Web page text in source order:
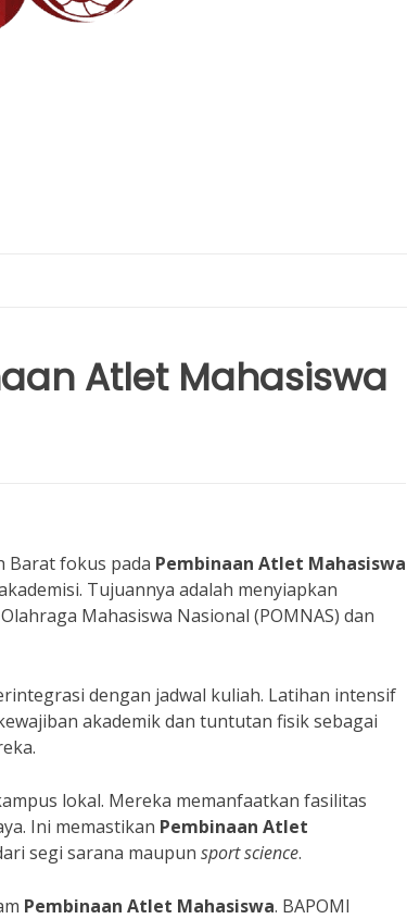
Atlet Mahasiswa
Barat fokus pada Pembinaan Atlet Mahasiswa
Tujuannya adalah menyiapkan
Mahasiswa Nasional (POMNAS) dan
dengan jadwal kuliah. Latihan intensif
akademik dan tuntutan fisik sebagai
lokal. Mereka memanfaatkan fasilitas
Ini memastikan Pembinaan Atlet
segi sarana maupun sport science.
Pembinaan Atlet Mahasiswa. BAPOMI